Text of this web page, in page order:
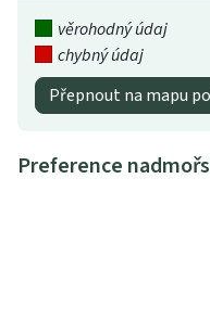
věrohodný údaj
chybný údaj
Přepnout na mapu
Preference